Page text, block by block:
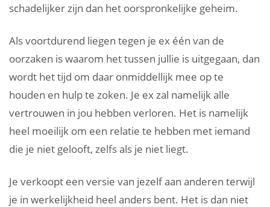
schadelijker zijn dan het oorspronkelijke geheim.
Als voortdurend liegen tegen je ex één van de
oorzaken is waarom het tussen jullie is uitgegaan, dan
wordt het tijd om daar onmiddellijk mee op te
houden en hulp te zoken. Je ex zal namelijk alle
vertrouwen in jou hebben verloren. Het is namelijk
heel moeilijk om een relatie te hebben met iemand
die je niet gelooft, zelfs als je niet liegt.
Je verkoopt een versie van jezelf aan anderen terwijl
je in werkelijkheid heel anders bent. Het is dan niet